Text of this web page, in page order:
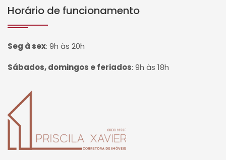
Horário de funcionamento
Seg à sex: 9h às 20h
Sábados, domingos e feriados: 9h às 18h
Página inicial